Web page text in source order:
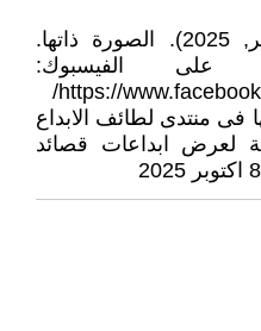
(1) فاتن صبحى. (30 سبتمبر, 2025). الصورة ذاتها.
الفيسبوك:
https://
فى منتدى لطائف الابداع
لعرض ابداعات قصائد